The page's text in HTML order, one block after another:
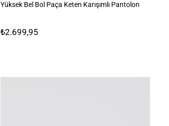
Yüksek Bel Bol Paça Keten Karışımlı Pantolon
₺2.699,95